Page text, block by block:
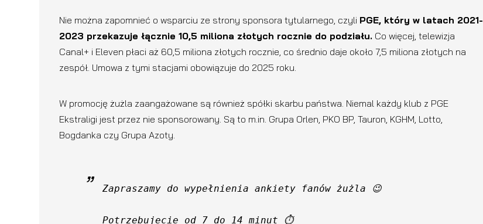
Nie można zapomnieć o wsparciu ze strony sponsora tytularnego, czyli PGE, który w latach 2021-
2023 przekazuje łącznie 10,5 miliona złotych rocznie do podziału. Co więcej, telewizja
Canal+ i Eleven płaci aż 60,5 miliona złotych rocznie, co średnio daje około 7,5 miliona złotych na
zespół. Umowa z tymi stacjami obowiązuje do 2025 roku.
W promocję żużla zaangażowane są również spółki skarbu państwa. Niemal każdy klub z PGE
Ekstraligi jest przez nie sponsorowany. Są to m.in. Grupa Orlen, PKO BP, Tauron, KGHM, Lotto,
Bogdanka czy Grupa Azoty.
Zapraszamy do wypełnienia ankiety fanów żużla 😉
Potrzebujecie od 7 do 14 minut ⏱️